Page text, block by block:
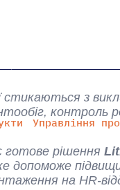
Управління
стикаються з
контроль
готове рішення
допоможе
на HR-